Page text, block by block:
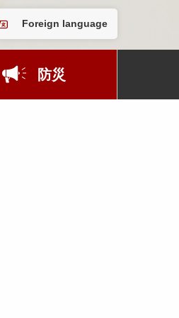
Foreign language
防災